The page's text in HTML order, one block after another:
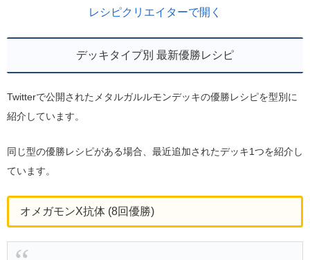
レシピクリエイターで開く
デッキタイプ別 最新優勝レシピ
Twitterで公開されたメタルガルルモンデッキの優勝レシピを型別に
紹介しています。
同じ型の優勝レシピがある場合、最近追加されたデッキ1つを紹介し
ています。
オメガモンX抗体 (8回優勝)